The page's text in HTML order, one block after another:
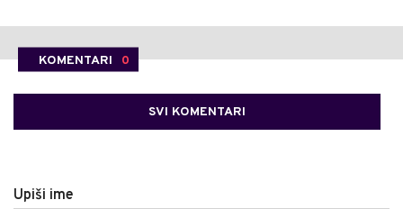
KOMENTARI 0
SVI KOMENTARI
Upiši ime